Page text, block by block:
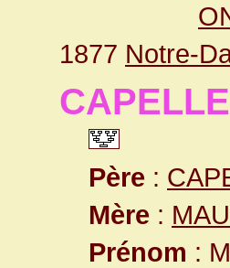
1877 Notre-
Père :
Mère :
Prénom :